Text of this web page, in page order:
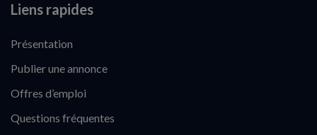
Liens rapides
Présentation
Publier une annonce
Offres d’emploi
Questions fréquentes